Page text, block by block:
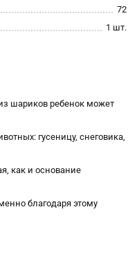
72
1 шт.
шариков ребенок может
гусеницу, снеговика,
как и основание
благодаря этому